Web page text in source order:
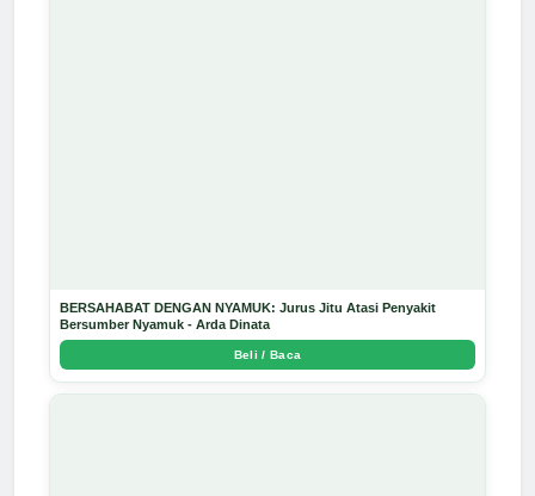
BERSAHABAT DENGAN NYAMUK: Jurus Jitu Atasi Penyakit
Bersumber Nyamuk - Arda Dinata
Beli / Baca